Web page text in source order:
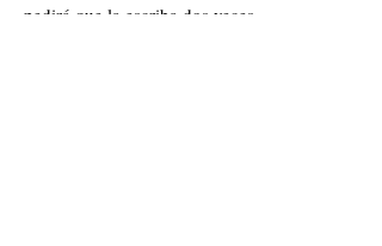
pedirá que la escriba dos veces.